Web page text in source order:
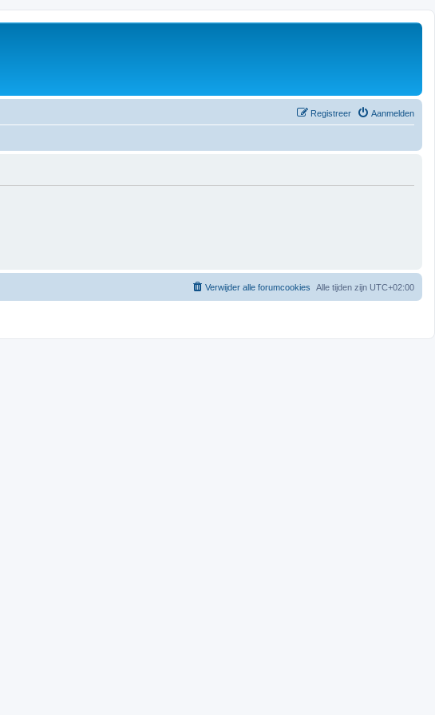
Aanmelden
Registreer
Alle tijden zijn UTC+02:00
Verwijder alle forumcookies